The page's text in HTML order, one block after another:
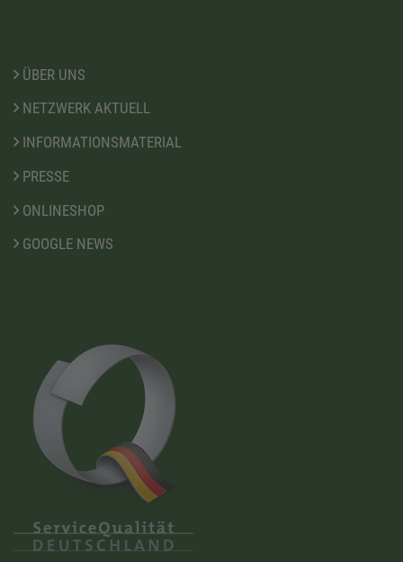
ÜBER UNS
NETZWERK AKTUELL
INFORMATIONSMATERIAL
PRESSE
ONLINESHOP
GOOGLE NEWS